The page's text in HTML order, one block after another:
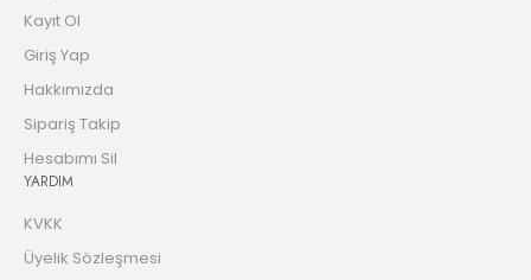
Kayıt Ol
Giriş Yap
Hakkımızda
Sipariş Takip
Hesabımı Sil
YARDIM
KVKK
Üyelik Sözleşmesi